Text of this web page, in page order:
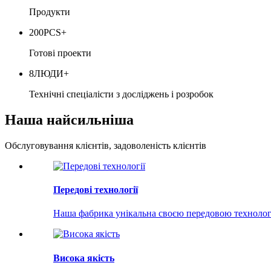
Продукти
200PCS+
Готові проекти
8ЛЮДИ+
Технічні спеціалісти з досліджень і розробок
Наша найсильніша
Обслуговування клієнтів, задоволеність клієнтів
Передові технології
Наша фабрика унікальна своєю передовою
Висока якість